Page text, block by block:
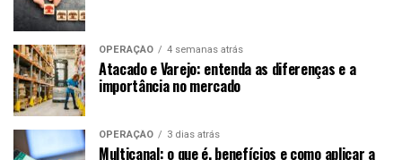
OPERAÇÃO 4 semanas atrás
Atacado e Varejo: entenda as diferenças e a
importância no mercado
OPERAÇÃO 3 dias atrás
Multicanal: o que é, benefícios e como aplicar a